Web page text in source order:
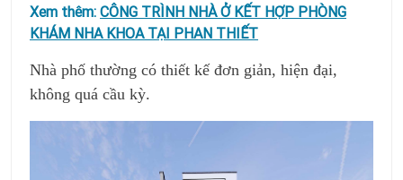
Xem thêm: CÔNG TRÌNH NHÀ Ở KẾT HỢP PHÒNG
KHÁM NHA KHOA TẠI PHAN THIẾT
Nhà phố thường có thiết kế đơn giản, hiện đại,
không quá cầu kỳ.